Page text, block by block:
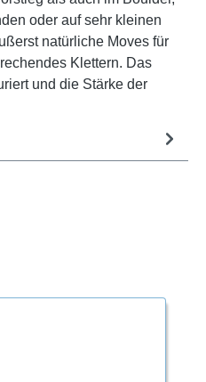
oder auf sehr kleinen
natürliche Moves für
Klettern. Das
und die Stärke der